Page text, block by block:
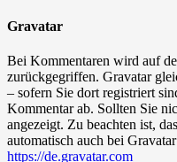
Gravatar
Bei Kommentaren wird auf
zurückgegriffen. Gravatar
– sofern Sie dort registriert
Kommentar ab. Sollten Sie
angezeigt. Zu beachten ist,
automatisch auch bei
https://de.gravatar.com